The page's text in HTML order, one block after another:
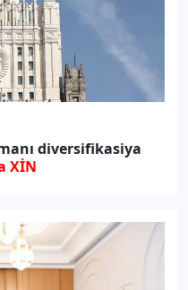
diversifikasiya
XİN